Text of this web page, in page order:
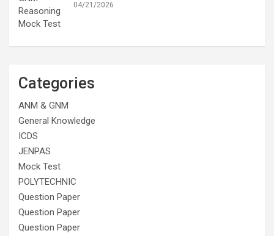
04/21/2026
Categories
ANM & GNM
General Knowledge
ICDS
JENPAS
Mock Test
POLYTECHNIC
Question Paper
Question Paper
Question Paper